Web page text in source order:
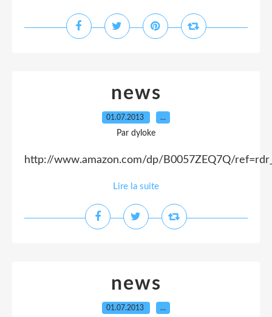
news
01.07.2013 …
Par dyloke
http://www.amazon.com/dp/B0057ZEQ7Q/
Lire la suite
news
01.07.2013 …